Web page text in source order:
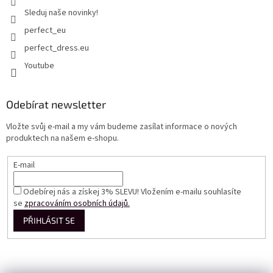
Sleduj naše novinky!
perfect_eu
perfect_dress.eu
Youtube
Odebírat newsletter
Vložte svůj e-mail a my vám budeme zasílat informace o nových
produktech na našem e-shopu.
E-mail
Odebírej nás a získej 3% SLEVU! Vložením e-mailu souhlasíte
sezpracováním osobních údajů.
PŘIHLÁSIT SE